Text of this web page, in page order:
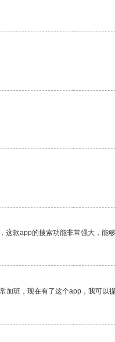
款app的搜索功能非常强大，能够
班，现在有了这个app，我可以